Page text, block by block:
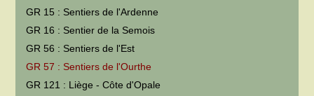
GR 15 : Sentiers de l'Ardenne
GR 16 : Sentier de la Semois
GR 56 : Sentiers de l'Est
GR 57 : Sentiers de l'Ourthe
GR 121 : Liège - Côte d'Opale